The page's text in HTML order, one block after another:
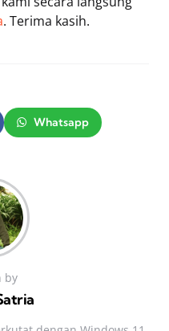
. Terima kasih.
Whatsapp
by